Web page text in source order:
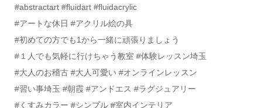
#abstractart #fluidart #fluidacrylic
#アートな休日 #アクリル絵の具
#初めての方でも1から一緒に頑張りましょう
#１人でも気軽に行けちゃう教室 #体験レッスン埼玉
#大人のお稽古 #大人可愛い #オンラインレッスン
#習い事埼玉 #朝霞 #アンドエス #ラグジュアリー
#くすみカラー #シンプル #室内インテリア